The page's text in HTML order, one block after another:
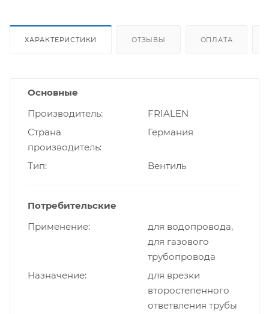
ХАРАКТЕРИСТИКИ ОТЗЫВЫ ОПЛАТА
Основные
Производитель
FRIALEN
Страна
производитель
Германия
Тип Вентиль
Потребительские
Применение
для водопровода,
для газового
трубопровода
Назначение
для врезки
второстепенного
ответвления трубы